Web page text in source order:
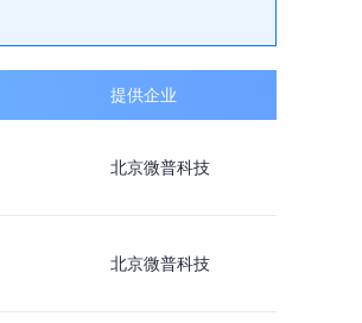
提供企业
北京微普科技
北京微普科技